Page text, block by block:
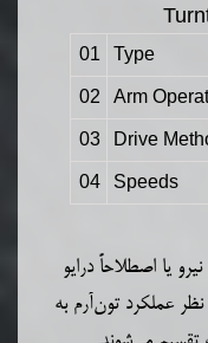
Type
01
Arm
02
Drive
03
Speeds
04
یا اصطلاحاً درایو
نظر عملکردتون‌آرم به